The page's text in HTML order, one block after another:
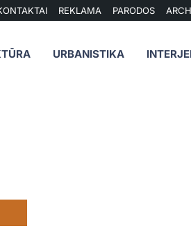
REKLAMA PARODOS
URBANISTIKA